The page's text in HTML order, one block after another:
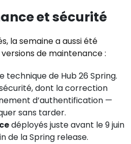
et sécurité
la semaine a aussi été
de maintenance :
technique de Hub 26 Spring.
dont la correction
d’authentification —
sans tarder.
déployés juste avant le 9 juin
de la Spring release.